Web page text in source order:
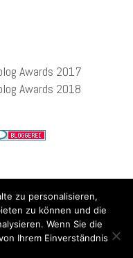
Awards 2017
Awards 2018
zu personalisieren,
zu können und die
Wenn Sie die
Ihrem Einverständnis